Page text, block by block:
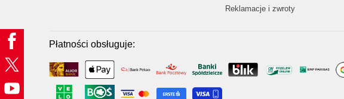
Reklamacje i zwroty
Płatności obsługuje: